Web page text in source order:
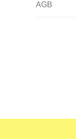
AGB